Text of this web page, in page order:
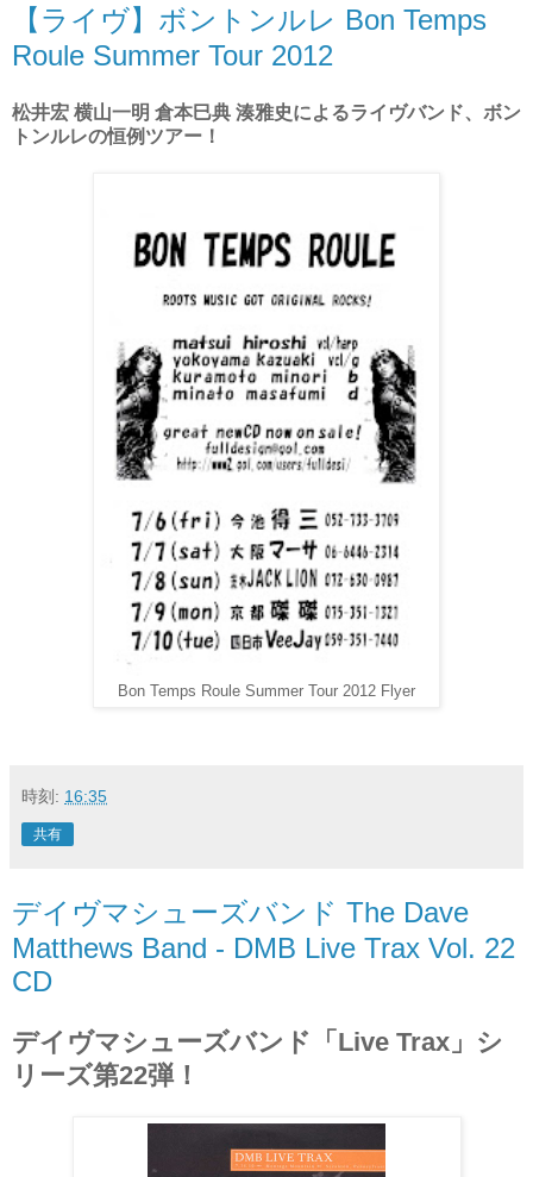
【ライヴ】ボントンルレ Bon Temps
Roule Summer Tour 2012
松井宏 横山一明 倉本巳典 湊雅史によるライヴバンド、ボン
トンルレの恒例ツアー！
Bon Temps Roule Summer Tour 2012 Flyer
時刻: 16:35
共有
デイヴマシューズバンド The Dave
Matthews Band - DMB Live Trax Vol. 22
CD
デイヴマシューズバンド「Live Trax」シ
リーズ第22弾！